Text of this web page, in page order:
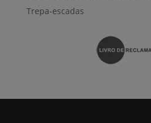
Trepa-escadas